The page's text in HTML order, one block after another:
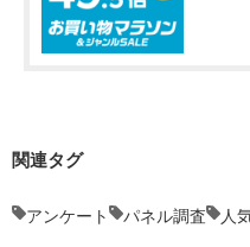
関連タグ
アンケート パネル調査 人